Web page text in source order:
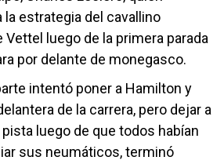
estrategia del cavallino
Vettel luego de la primera parada
por delante de monegasco.
intentó poner a Hamilton y
de la carrera, pero dejar a
luego de que todos habían
sus neumáticos, terminó